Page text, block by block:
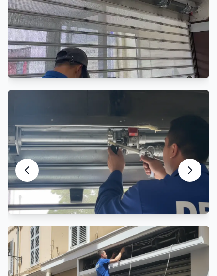
Entretien Rideau Métallique
Maintenance préventive et entretien
Motorisation Rideau Métallique
Automatisation et motorisation sur mesure
Ils nous font confiance à
Wambrechies
Avis vérifiés de commerçants et gestionnaires